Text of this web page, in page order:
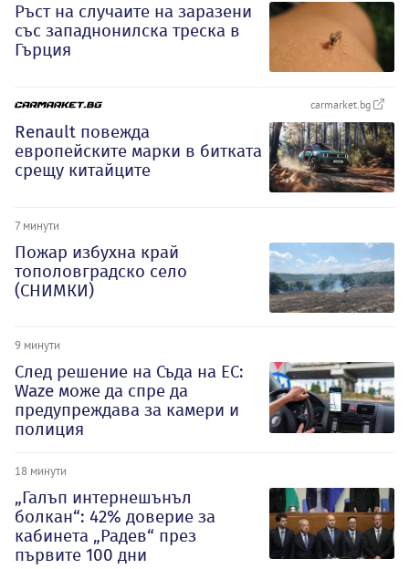
Ръст на случаите на заразени
със западнонилска треска в
Гърция
carmarket.bg
Renault повежда
европейските марки в битката
срещу китайците
7 минути
Пожар избухна край
тополовградско село
(СНИМКИ)
9 минути
След решение на Съда на ЕС:
Waze може да спре да
предупреждава за камери и
полиция
18 минути
„Галъп интернешънъл
болкан“: 42% доверие за
кабинета „Радев“ през
първите 100 дни